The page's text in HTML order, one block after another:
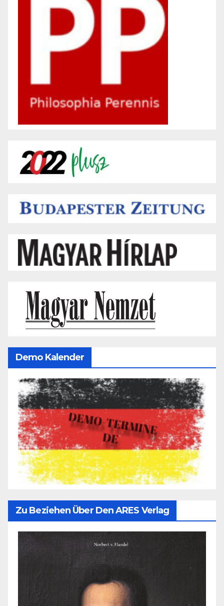
Demo Kalender
Zu Beziehen Über Den ARES Verlag